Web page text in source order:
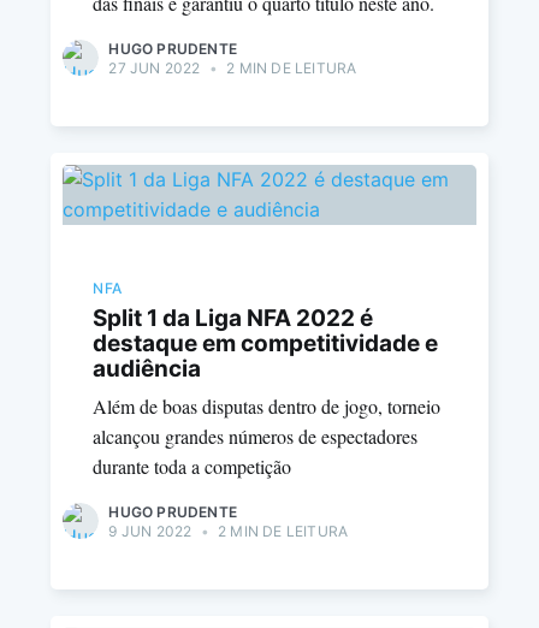
HUGO PRUDENTE
27 JUN 2022
• 2 MIN DE LEITURA
NFA
Split 1 da Liga NFA 2022 é
destaque em competitividade e
audiência
Além de boas disputas dentro de jogo, torneio
alcançou grandes números de espectadores
durante toda a competição
HUGO PRUDENTE
9 JUN 2022
• 2 MIN DE LEITURA